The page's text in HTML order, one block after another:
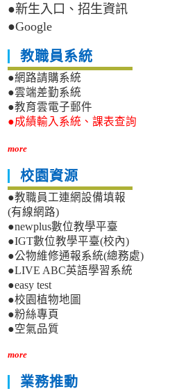
●新生入口、招生資訊
●Google
教職員系統
●網路請購系統
●雲端差勤系統
●教育雲電子郵件
●成績輸入系統、課表查詢
more
校園資源
●教職員工連網設備填報
(有線網路)
●newplus數位教學平臺
●IGT數位教學平臺(校內)
●公物維修通報系統(總務處)
●LIVE ABC英語學習系統
●easy test
●校園植物地圖
●粉絲專頁
●空氣品質
more
業務推動